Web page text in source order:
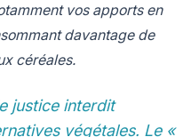
vos apports en
davantage de
céréales.
justice interdit
végétales. Le «